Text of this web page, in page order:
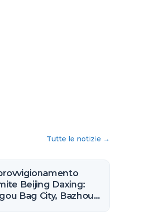
Tutte le notizie →
Beijing Daxing:
Bag City, Bazhou